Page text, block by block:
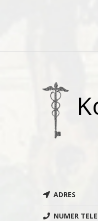
ADRES
NUMER